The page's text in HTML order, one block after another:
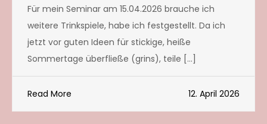
Für mein Seminar am 15.04.2026 brauche ich
weitere Trinkspiele, habe ich festgestellt. Da ich
jetzt vor guten Ideen für stickige, heiße
Sommertage überfließe (grins), teile […]
Read More 12. April 2026